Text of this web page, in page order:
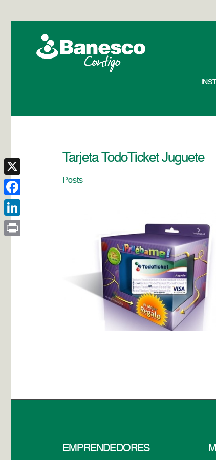
Tarjeta TodoTicket Juguete
Posts
EMPRENDEDORES
X
Facebook
LinkedIn